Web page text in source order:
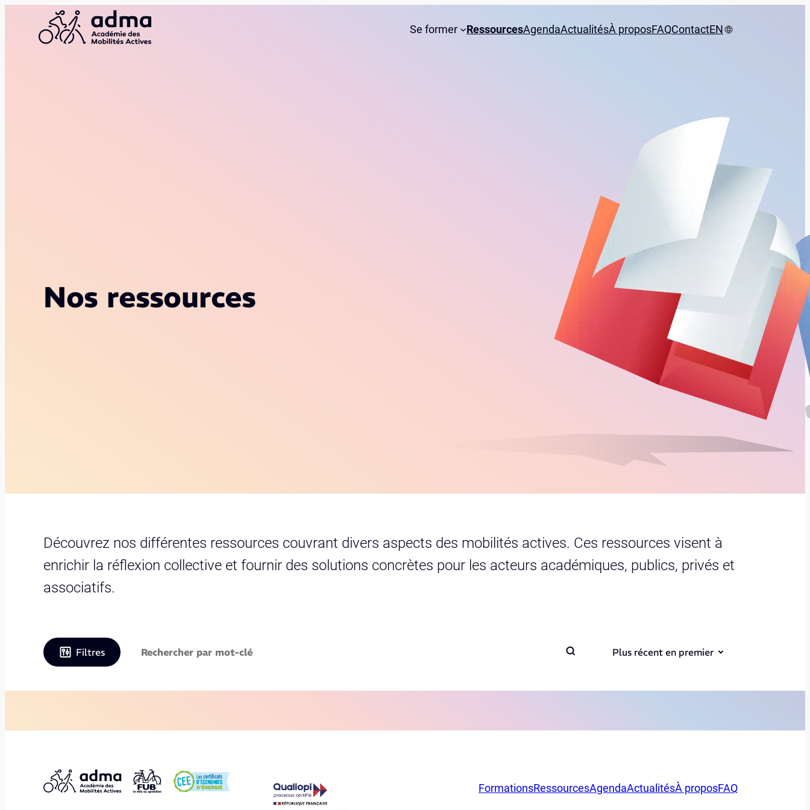
Se former RessourcesAgendaActualitésÀ proposFAQContactEN
Nos ressources
Découvrez nos différentes ressources couvrant divers aspects des mobilités actives. Ces ressources visent à
enrichir la réflexion collective et fournir des solutions concrètes pour les acteurs académiques, publics, privés et
associatifs.
Filtres Plus récent en premier
FormationsRessourcesAgendaActualitésÀ proposFAQ